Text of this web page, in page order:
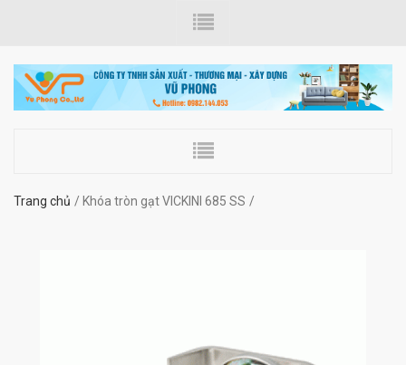
Trang chủ Khóa tròn gạt VICKINI 685 SS